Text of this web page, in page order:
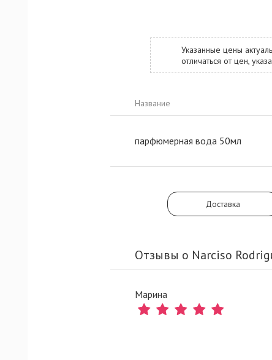
Указанные цены
отличаться от цен,
Название
парфюмерная вода 50мл
Доставка
Отзывы о Narciso
Марина